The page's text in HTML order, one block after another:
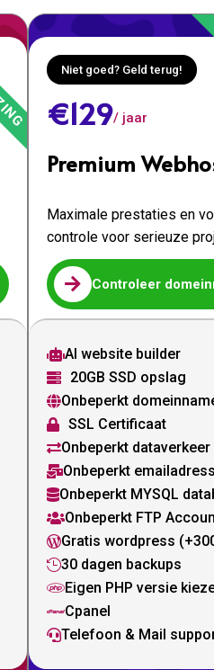
Niet goed? Geld terug!
€129/ jaar
Premium
Maximale prestaties en
controle voor serieuze
 Controleer
AI website builder
 20GB SSD opslag
Onbeperkt
 SSL Certificaat
Onbeperkt dataverkeer
Onbeperkt
Onbeperkt MYSQL
Onbeperkt FTP
Gratis wordpress
30 dagen backups
Eigen PHP versie
Cpanel
Telefoon & Mail